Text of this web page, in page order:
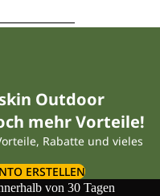
Outdoor
mehr Vorteile!
Rabatte und vieles
ERSTELLEN
von 30 Tagen